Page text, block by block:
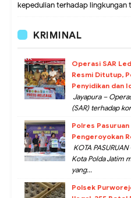
kepedulian terhadap lingkungan
KRIMINAL
Operasi SAR
Resmi Ditutup,
Penyidikan dan
Jayapura –
(SAR) terhadap
Polres
Pengeroyokan
KOTA
Kota Polda Jatim
yang...
Polsek